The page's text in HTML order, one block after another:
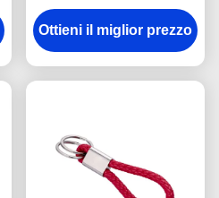
chiave dell'unità di
elaborazione di logo
intorno a spessore di
Ottieni il miglior prezzo